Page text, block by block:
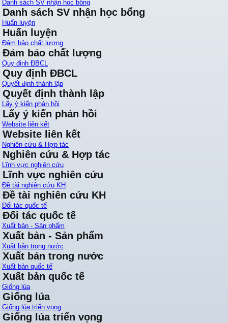
Danh sách SV nhận học bổng
Danh sách SV nhận học bổng
Huấn luyện
Huấn luyện
Đảm bảo chất lượng
Đảm bảo chất lượng
Quy định ĐBCL
Quy định ĐBCL
Quyết định thành lập
Quyết định thành lập
Lấy ý kiến phản hồi
Lấy ý kiến phản hồi
Website liên kết
Website liên kết
Nghiên cứu & Hợp tác
Nghiên cứu & Hợp tác
Lĩnh vực nghiên cứu
Lĩnh vực nghiên cứu
Đề tài nghiên cứu KH
Đề tài nghiên cứu KH
Đối tác quốc tế
Đối tác quốc tế
Xuất bản - Sản phẩm
Xuất bản - Sản phẩm
Xuất bản trong nước
Xuất bản trong nước
Xuất bản quốc tế
Xuất bản quốc tế
Giống lúa
Giống lúa
Giống lúa triển vọng
Giống lúa triển vọng